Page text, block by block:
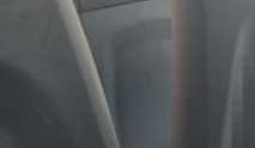
Праздники
Происшествия
Спорт
Экономика и